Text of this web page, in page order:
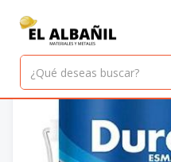
Inicio ESMALTE